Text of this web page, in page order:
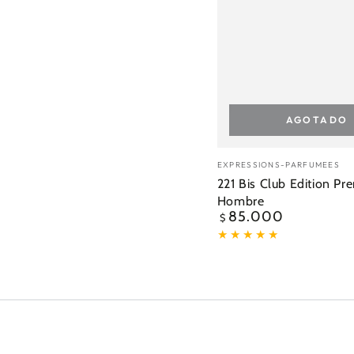
Vendedor:
EXPRESSIONS-PARFUMEES
221 Bis Club Edition
Hombre
Precio
regular
$ 85.000
AGOTADO